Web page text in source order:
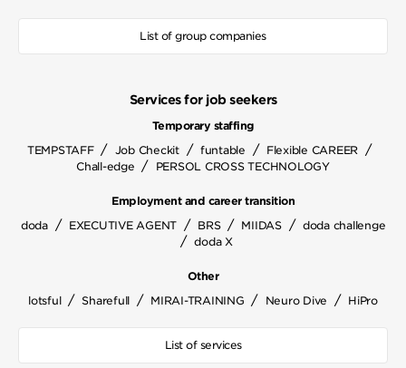
List of group companies
Services for job seekers
Temporary staffing
TEMPSTAFF / Job Checkit / funtable / Flexible CAREER /
Chall-edge / PERSOL CROSS TECHNOLOGY
Employment and career transition
doda / EXECUTIVE AGENT / BRS / MIIDAS / doda challenge
/ doda X
Other
lotsful / Sharefull / MIRAI-TRAINING / Neuro Dive / HiPro
List of services